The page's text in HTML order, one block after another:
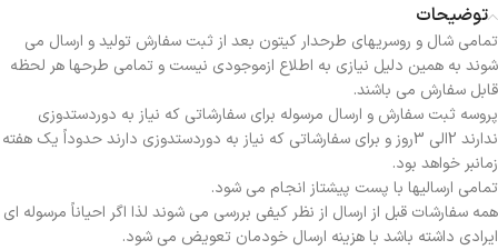
توضیحات
تمامی شال و روسریهای طرحدار کیتون بعد از ثبت سفارش تولید و ارسال می
شوند به همین دلیل نیازی به اطلاع ازموجودی نیست و تمامی طرحها هر لحظه
قابل سفارش می باشند.
پروسه ثبت سفارش و ارسال مرسوله برای سفارشاتی که نیاز به دوردستدوزی
ندارند 2الی 3روز و برای سفارشاتی که نیاز به دوردستدوزی دارند حدوداً یک هفته
زمانبر خواهد بود.
تمامی ارسالیها با پست پیشتاز انجام می شود.
همه سفارشات قبل از ارسال از نظر کیفی بررسی می شوند لذا اگر احیاناً مرسوله ای
ایرادی داشته باشد با هزینه ارسال خودمان تعویض می شود.